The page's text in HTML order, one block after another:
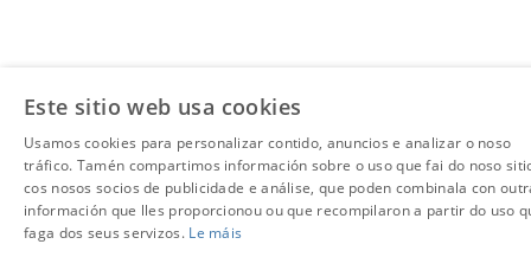
Este sitio web usa cookies
Usamos cookies para personalizar contido, anuncios e analizar o noso
tráfico. Tamén compartimos información sobre o uso que fai do noso
cos nosos socios de publicidade e análise, que poden combinala con
información que lles proporcionou ou que recompilaron a partir do uso
faga dos seus servizos. Le máis